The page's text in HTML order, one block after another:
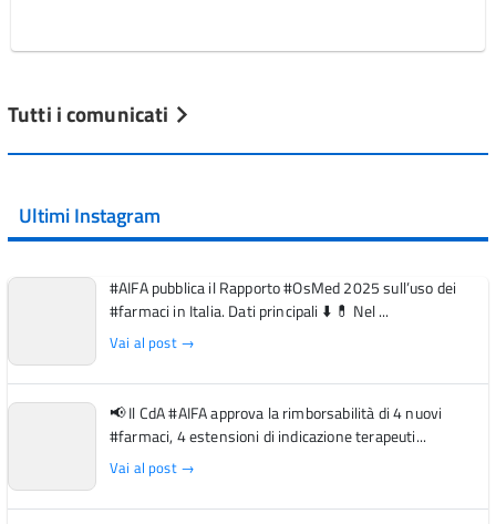
Tutti i comunicati
Ultimi Instagram
#AIFA pubblica il Rapporto #OsMed 2025 sull’uso dei
#farmaci in Italia. Dati principali ⬇️ 💊 Nel ...
Vai al post →
📢 Il CdA #AIFA approva la rimborsabilità di 4 nuovi
#farmaci, 4 estensioni di indicazione terapeuti...
Vai al post →